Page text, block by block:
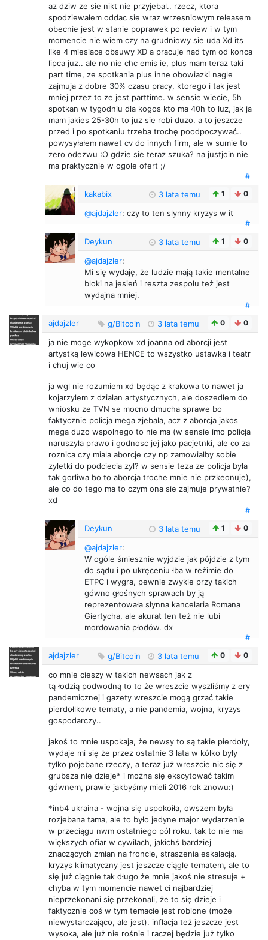
az dziw ze sie nikt nie przyjebal.. rzecz, ktora
spodziewalem oddac sie wraz wrzesniowym releasem
obecnie jest w stanie poprawek po review i w tym
momencie nie wiem czy na grudniowy sie uda Xd its
like 4 miesiace obsuwy XD a pracuje nad tym od konca
lipca juz.. ale no nie chc emis ie, plus mam teraz taki
part time, ze spotkania plus inne obowiazki nagle
zajmuja z dobre 30% czasu pracy, ktorego i tak jest
mniej przez to ze jest parttime. w sensie wiecie, 5h
spotkan w tygodniu dla kogos kto ma 40h to luz, jak ja
mam jakies 25-30h to juz sie robi duzo. a to jeszcze
przed i po spotkaniu trzeba trochę poodpoczywać..
powysyłałem nawet cv do innych firm, ale w sumie to
zero odezwu :O gdzie sie teraz szuka? na justjoin nie
ma praktycznie w ogole ofert ;/
#
kakabix
3 lata temu 1 0
@ajdajzler: czy to ten slynny kryzys w it
#
Deykun
3 lata temu 1 0
@ajdajzler:
Mi się wydaję, że ludzie mają takie mentalne
bloki na jesień i reszta zespołu też jest
wydajna mniej.
#
ajdajzler
g/Bitcoin 3 lata temu 0 0
ja nie moge wykopkow xd joanna od aborcji jest
artystką lewicowa HENCE to wszystko ustawka i teatr
i chuj wie co
ja wgl nie rozumiem xd będąc z krakowa to nawet ja
kojarzylem z dzialan artystycznych, ale doszedlem do
wniosku ze TVN se mocno dmucha sprawe bo
faktycznie policja mega zjebala, acz z aborcja jakos
mega duzo wspolnego to nie ma (w sensie imo policja
naruszyla prawo i godnosc jej jako pacjetnki, ale co za
roznica czy miala aborcje czy np zamowialby sobie
zyletki do podciecia zyl? w sensie teza ze policja byla
tak gorliwa bo to aborcja troche mnie nie przkeonuje),
ale co do tego ma to czym ona sie zajmuje prywatnie?
xd
#
Deykun
3 lata temu 1 0
@ajdajzler:
W ogóle śmiesznie wyjdzie jak pójdzie z tym
do sądu i po ukręceniu łba w reżimie do
ETPC i wygra, pewnie zwykle przy takich
gówno głośnych sprawach by ją
reprezentowała słynna kancelaria Romana
Giertycha, ale akurat ten też nie lubi
mordowania płodów. dx
#
ajdajzler
g/Bitcoin 3 lata temu 0 0
co mnie cieszy w takich newsach jak z
tą łodzią podwodną to to że wreszcie wyszliśmy z ery
pandemicznej i gazety wreszcie mogą grzać takie
pierdołlkowe tematy, a nie pandemia, wojna, kryzys
gospodarczy..
jakoś to mnie uspokaja, że newsy to są takie pierdoły,
wydaje mi się że przez ostatnie 3 lata w kółko były
tylko pojebane rzeczy, a teraz już wreszcie nic się z
grubsza nie dzieje* i można się ekscytować takim
gównem, prawie jakbyśmy mieli 2016 rok znowu:)
*inb4 ukraina - wojna się uspokoiła, owszem była
rozjebana tama, ale to było jedyne major wydarzenie
w przeciągu nwm ostatniego pół roku. tak to nie ma
większych ofiar w cywilach, jakichś bardziej
znaczących zmian na froncie, straszenia eskalacją.
kryzys klimatyczny jest jeszcze ciągle tematem, ale to
się już ciągnie tak długo że mnie jakoś nie stresuje +
chyba w tym momencie nawet ci najbardziej
nieprzekonani się przekonali, że to się dzieje i
faktycznie coś w tym temacie jest robione (może
niewystarczająco, ale jest). inflacja też jeszcze jest
wysoka, ale już nie rośnie i raczej będzie już tylko